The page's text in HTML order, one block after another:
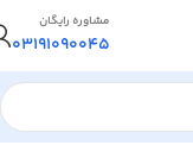
مشاوره رایگان
03191090045